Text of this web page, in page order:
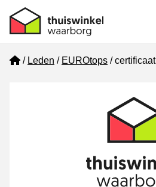
Home
Leden EUROtops certificaat